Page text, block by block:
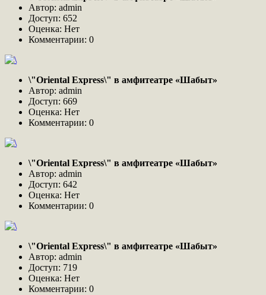
Автор: admin
Доступ: 652
Оценка: Нет
Комментарии: 0
\"Oriental Express\" в амфитеатре «Шабыт»
Автор: admin
Доступ: 669
Оценка: Нет
Комментарии: 0
\"Oriental Express\" в амфитеатре «Шабыт»
Автор: admin
Доступ: 642
Оценка: Нет
Комментарии: 0
\"Oriental Express\" в амфитеатре «Шабыт»
Автор: admin
Доступ: 719
Оценка: Нет
Комментарии: 0